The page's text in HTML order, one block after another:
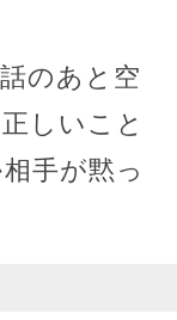
のあと空
しいこと
手が黙っ